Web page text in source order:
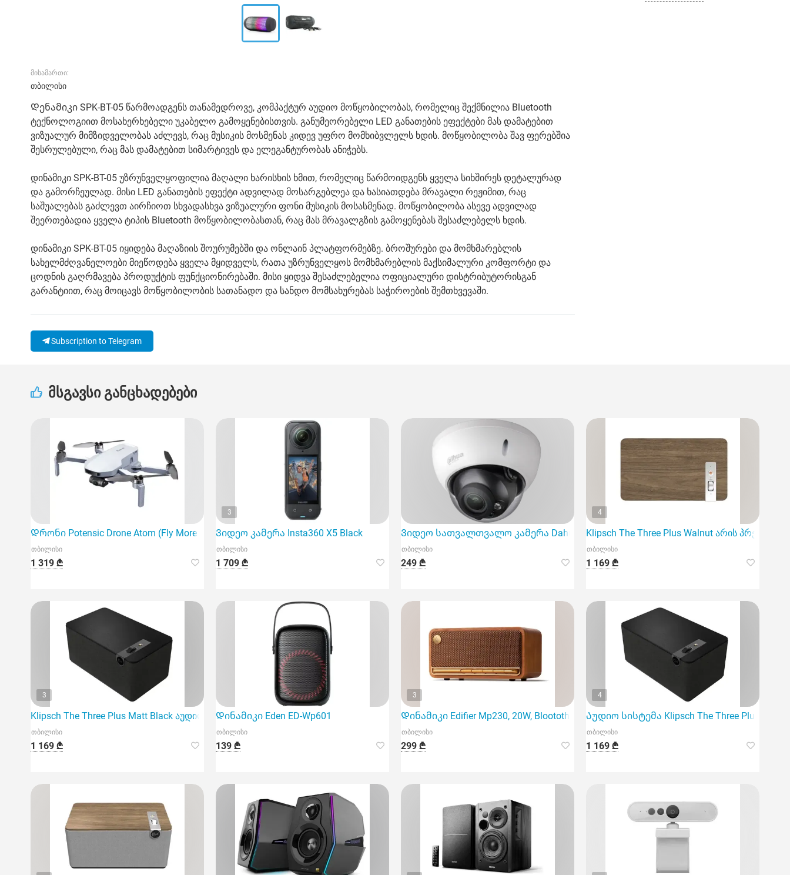
მისამართი:
თბილისი
Დენამიკი SPK-BT-05 წარმოადგენს თანამედროვე, კომპაქტურ აუდიო მოწყობილობას, რომელიც შექმნილია Bluetooth
ტექნოლოგიით მოსახერხებელი უკაბელო გამოყენებისთვის. განუმეორებელი LED განათების ეფექტები მას დამატებით
ვიზუალურ მიმზიდველობას აძლევს, რაც მუსიკის მოსმენას კიდევ უფრო მომხიბვლელს ხდის. მოწყობილობა შავ ფერებშია
შესრულებული, რაც მას დამატებით სიმარტივეს და ელეგანტურობას ანიჭებს.
დინამიკი SPK-BT-05 უზრუნველყოფილია მაღალი ხარისხის ხმით, რომელიც წარმოიდგენს ყველა სიხშირეს დეტალურად
და გამორჩეულად. მისი LED განათების ეფექტი ადვილად მოსარგებლეა და ხასიათდება მრავალი რეჟიმით, რაც
საშუალებას გაძლევთ აირჩიოთ სხვადასხვა ვიზუალური ფონი მუსიკის მოსასმენად. მოწყობილობა ასევე ადვილად
შეერთებადია ყველა ტიპის Bluetooth მოწყობილობასთან, რაც მას მრავალგზის გამოყენებას შესაძლებელს ხდის.
დინამიკი SPK-BT-05 იყიდება მაღაზიის შოურუმებში და ონლაინ პლატფორმებზე. ბროშურები და მომხმარებლის
სახელმძღვანელოები მიეწოდება ყველა მყიდველს, რათა უზრუნველყოს მომხმარებლის მაქსიმალური კომფორტი და
ცოდნის გაღრმავება პროდუქტის ფუნქციონირებაში. მისი ყიდვა შესაძლებელია ოფიციალური დისტრიბუტორისგან
გარანტიით, რაც მოიცავს მოწყობილობის სათანადო და სანდო მომსახურებას საჭიროების შემთხვევაში.
Subscription to Telegram
მსგავსი განცხადებები
Დრონი Potensic Drone Atom (Fly More Combo) 3 batteries in to
თბილისი
1 319 ₾
3
Ვიდეო კამერა Insta360 X5 Black
თბილისი
1 709 ₾
Ვიდეო სათვალთვალო კამერა Dahua DH-HAC-Hdbw1400Rp-Z-2712-S3 არის მაღალი
თბილისი
249 ₾
4
Klipsch The Three Plus Walnut არის პრემიუმ
თბილისი
1 169 ₾
3
Klipsch The Three Plus Matt Black აუდიო სისტემა წარმოადგენს თანამედროვე ტექნოლოგიურ გადაწყვეტასა და
თბილისი
1 169 ₾
Დინამიკი Eden ED-Wp601
თბილისი
139 ₾
3
Დინამიკი Edifier Mp230, 20W, Bloototh, USB, micro SD, Portab
თბილისი
299 ₾
4
Აუდიო სისტემა Klipsch The Three Plus Matt
თბილისი
1 169 ₾